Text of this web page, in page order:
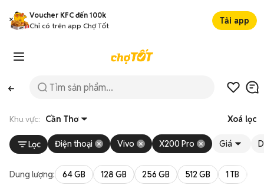
Voucher KFC đến 100k
Chỉ có trên app Chợ Tốt
Tải app
Khu vực: Cần Thơ Xoá lọc
Lọc Điện thoại Vivo X200 Pro Giá
Dung lượng: 64 GB 128 GB 256 GB 512 GB 1 TB